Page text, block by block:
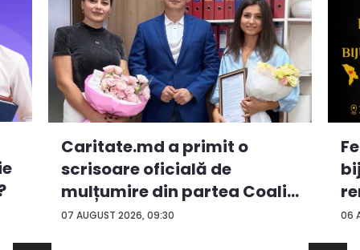
07 AUGUST 2026, 09:30
Caritate.md a primit o
scrisoare oficială de
mulțumire din partea Coali...
06
...